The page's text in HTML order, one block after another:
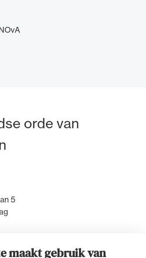
maakt gebruik van
postadres
orde van
5